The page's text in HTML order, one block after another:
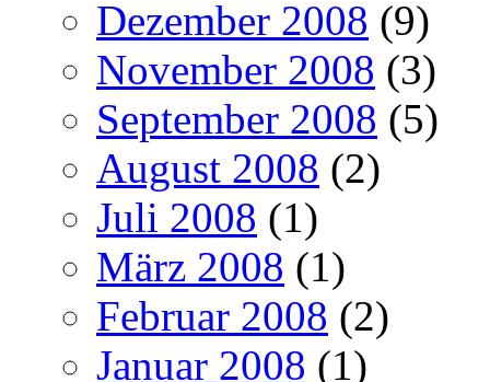
Dezember 2008 (9)
November 2008 (3)
September 2008 (5)
August 2008 (2)
Juli 2008 (1)
März 2008 (1)
Februar 2008 (2)
Januar 2008 (1)